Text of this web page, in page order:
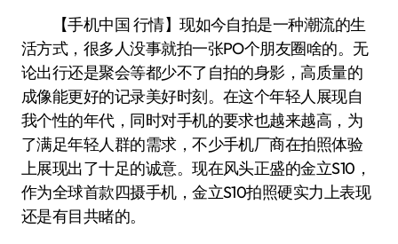
【手机中国 行情】现如今自拍是一种潮流的生
活方式，很多人没事就拍一张PO个朋友圈啥的。无
论出行还是聚会等都少不了自拍的身影，高质量的
成像能更好的记录美好时刻。在这个年轻人展现自
我个性的年代，同时对手机的要求也越来越高，为
了满足年轻人群的需求，不少手机厂商在拍照体验
上展现出了十足的诚意。现在风头正盛的金立S10，
作为全球首款四摄手机，金立S10拍照硬实力上表现
还是有目共睹的。